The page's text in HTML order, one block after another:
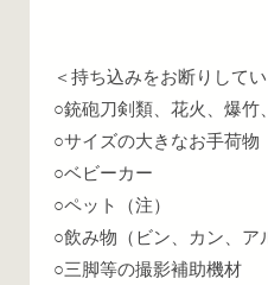
＜持ち込みをお断りして
○銃砲刀剣類、花火、爆竹
○サイズの大きなお手荷物
○ベビーカー
○ペット（注）
○飲み物（ビン、カン、ア
○三脚等の撮影補助機材